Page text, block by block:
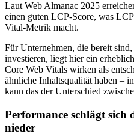
Laut Web Almanac 2025
einen guten LCP-Score, was
Vital-Metrik macht.
Für Unternehmen, die bereit
investieren, liegt hier ein
Core Web Vitals wirken als
ähnliche Inhaltsqualität haben –
kann das der Unterschied
Performance schlägt sich
nieder